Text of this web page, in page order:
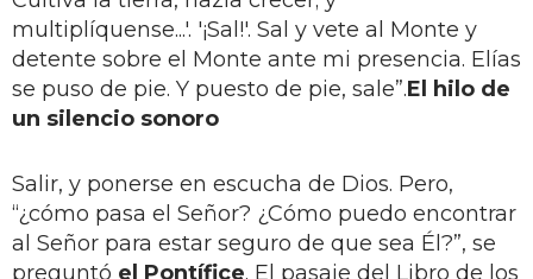
multiplíquense...'. '¡Sal!'. Sal y vete al Monte y
detente sobre el Monte ante mi presencia. Elías
se puso de pie. Y puesto de pie, sale”.El hilo de
un silencio sonoro
Salir, y ponerse en escucha de Dios. Pero,
“¿cómo pasa el Señor? ¿Cómo puedo encontrar
al Señor para estar seguro de que sea Él?”, se
preguntó el Pontífice. El pasaje del Libro de los